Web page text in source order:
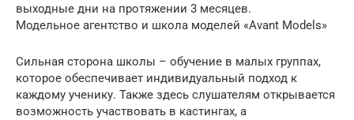
выходные дни на протяжении 3 месяцев.
Модельное агентство и школа моделей «Avant Models»
Сильная сторона школы – обучение в малых группах,
которое обеспечивает индивидуальный подход к
каждому ученику. Также здесь слушателям открывается
возможность участвовать в кастингах, а